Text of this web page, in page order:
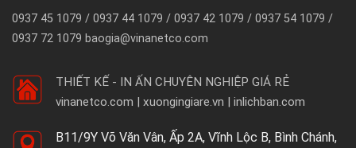
0937 45 1079 / 0937 44 1079 / 0937 42 1079 / 0937 54 1079 /
0937 72 1079 baogia@vinanetco.com
THIẾT KẾ - IN ẤN CHUYÊN NGHIỆP GIÁ RẺ
vinanetco.com | xuongingiare.vn | inlichban.com
B11/9Y Võ Văn Vân, Ấp 2A, Vĩnh Lộc B, Bình Chánh,